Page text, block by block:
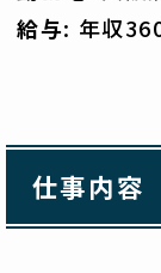
給与: 年収
仕事内容